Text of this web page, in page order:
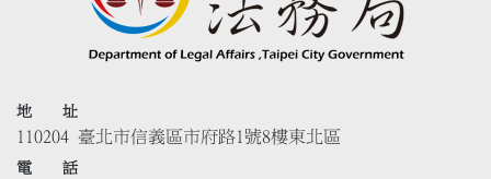
地 址
110204 臺北市信義區市府路1號8樓東北區
電 話